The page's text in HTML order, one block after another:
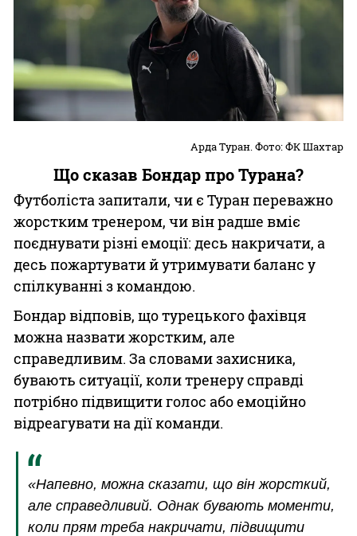
Арда Туран. Фото: ФК Шахтар
Що сказав Бондар про Турана?
Футболіста запитали, чи є Туран переважно
жорстким тренером, чи він радше вміє
поєднувати різні емоції: десь накричати, а
десь пожартувати й утримувати баланс у
спілкуванні з командою.
Бондар відповів, що турецького фахівця
можна назвати жорстким, але
справедливим. За словами захисника,
бувають ситуації, коли тренеру справді
потрібно підвищити голос або емоційно
відреагувати на дії команди.
«Напевно, можна сказати, що він жорсткий,
але справедливий. Однак бувають моменти,
коли прям треба накричати, підвищити